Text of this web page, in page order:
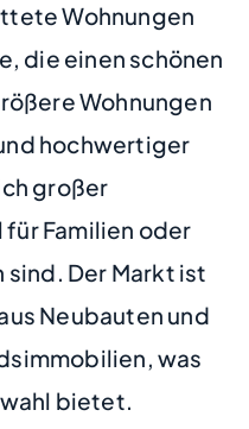
Wohnungen
die einen schönen
Wohnungen
hochwertiger
großer
Familien oder
sind. Der Markt ist
Neubauten und
was
bietet.